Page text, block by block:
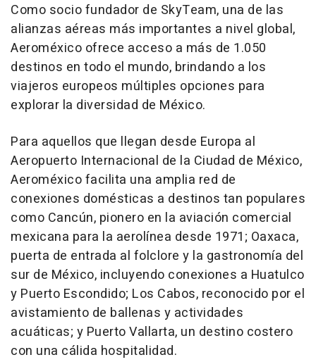
Como socio fundador de SkyTeam, una de las
alianzas aéreas más importantes a nivel global,
Aeroméxico ofrece acceso a más de 1.050
destinos en todo el mundo, brindando a los
viajeros europeos múltiples opciones para
explorar la diversidad de México.
Para aquellos que llegan desde Europa al
Aeropuerto Internacional de la Ciudad de México,
Aeroméxico facilita una amplia red de
conexiones domésticas a destinos tan populares
como Cancún, pionero en la aviación comercial
mexicana para la aerolínea desde 1971; Oaxaca,
puerta de entrada al folclore y la gastronomía del
sur de México, incluyendo conexiones a Huatulco
y Puerto Escondido; Los Cabos, reconocido por el
avistamiento de ballenas y actividades
acuáticas; y Puerto Vallarta, un destino costero
con una cálida hospitalidad.